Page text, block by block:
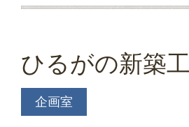
ひるがの新築
企画室